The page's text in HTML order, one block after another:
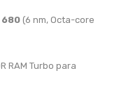
680 (6 nm, Octa-core
RAM Turbo para